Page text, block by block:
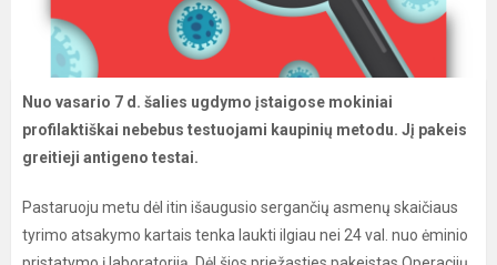
Nuo vasario 7 d. šalies ugdymo įstaigose mokiniai
profilaktiškai nebebus testuojami kaupinių metodu. Jį pakeis
greitieji antigeno testai.
Pastaruoju metu dėl itin išaugusio sergančių asmenų skaičiaus
tyrimo atsakymo kartais tenka laukti ilgiau nei 24 val. nuo ėminio